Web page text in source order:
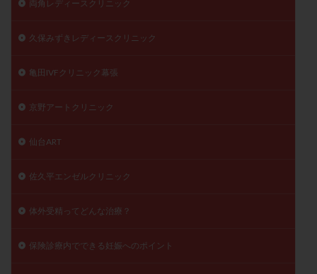
両角レディースクリニック
久保みずきレディースクリニック
亀田IVFクリニック幕張
京野アートクリニック
仙台ART
佐久平エンゼルクリニック
体外受精ってどんな治療？
保険診療内でできる妊娠へのポイント